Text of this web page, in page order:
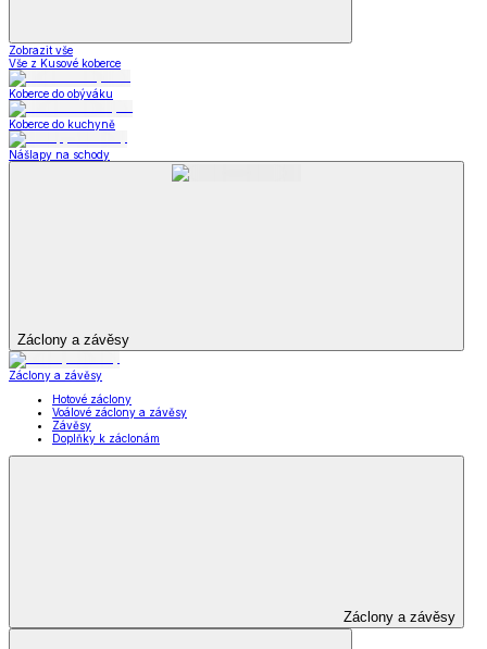
Zobrazit vše
Vše z Kusové koberce
Koberce do obýváku
Koberce do kuchyně
Nášlapy na schody
Záclony a závěsy
Záclony a závěsy
Hotové záclony
Voálové záclony a závěsy
Závěsy
Doplňky k záclonám
Záclony a závěsy